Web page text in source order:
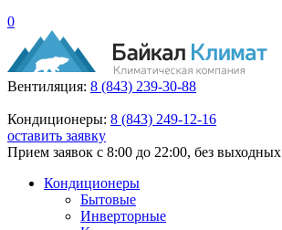
0
Вентиляция: 8 (843) 239-30-88
Кондиционеры: 8 (843) 249-12-16
оставить заявку
Прием заявок с 8:00 до 22:00, без выходных
Кондиционеры
Бытовые
Инверторные